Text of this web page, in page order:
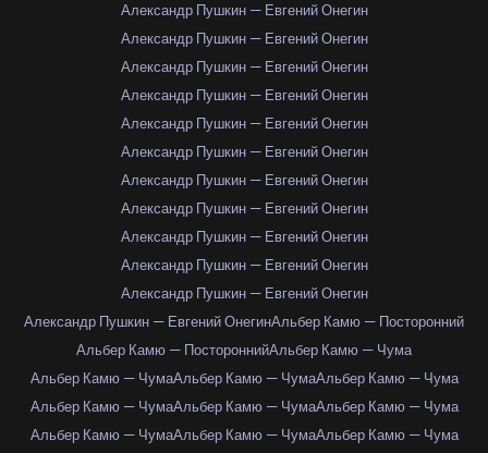
Александр Пушкин — Евгений Онегин
Александр Пушкин — Евгений Онегин
Александр Пушкин — Евгений Онегин
Александр Пушкин — Евгений Онегин
Александр Пушкин — Евгений Онегин
Александр Пушкин — Евгений Онегин
Александр Пушкин — Евгений Онегин
Александр Пушкин — Евгений Онегин
Александр Пушкин — Евгений Онегин
Александр Пушкин — Евгений Онегин
Александр Пушкин — Евгений Онегин
Александр Пушкин — Евгений ОнегинАльбер Камю — Посторонний
Альбер Камю — ПостороннийАльбер Камю — Чума
Альбер Камю — ЧумаАльбер Камю — ЧумаАльбер Камю — Чума
Альбер Камю — ЧумаАльбер Камю — ЧумаАльбер Камю — Чума
Альбер Камю — ЧумаАльбер Камю — ЧумаАльбер Камю — Чума